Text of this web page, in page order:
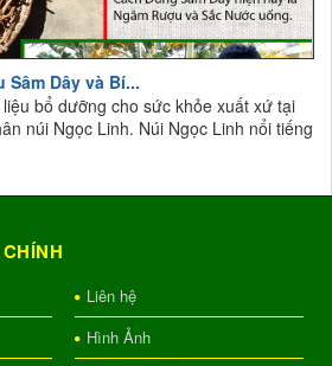
Dây và Bí...
bổ dưỡng cho sức khỏe xuất xứ tại
núi Ngọc Linh. Núi Ngọc Linh nổi tiếng
Liên hệ
Hình Ảnh